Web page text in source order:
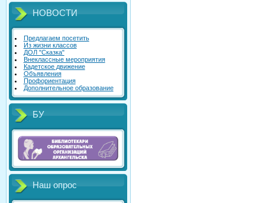
НОВОСТИ
Предлагаем посетить
Из жизни классов
ДОЛ "Сказка"
Внеклассные мероприятия
Кадетское движение
Объявления
Профориентация
Дополнительное образование
БУ
Наш опрос